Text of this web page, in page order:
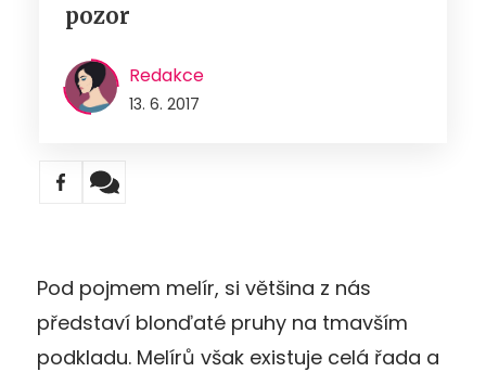
pozor
Redakce
13. 6. 2017
Pod pojmem melír, si většina z nás
představí blonďaté pruhy na tmavším
podkladu. Melírů však existuje celá řada a